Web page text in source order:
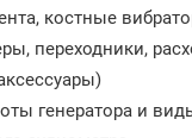
костные
переходники,
генератора и